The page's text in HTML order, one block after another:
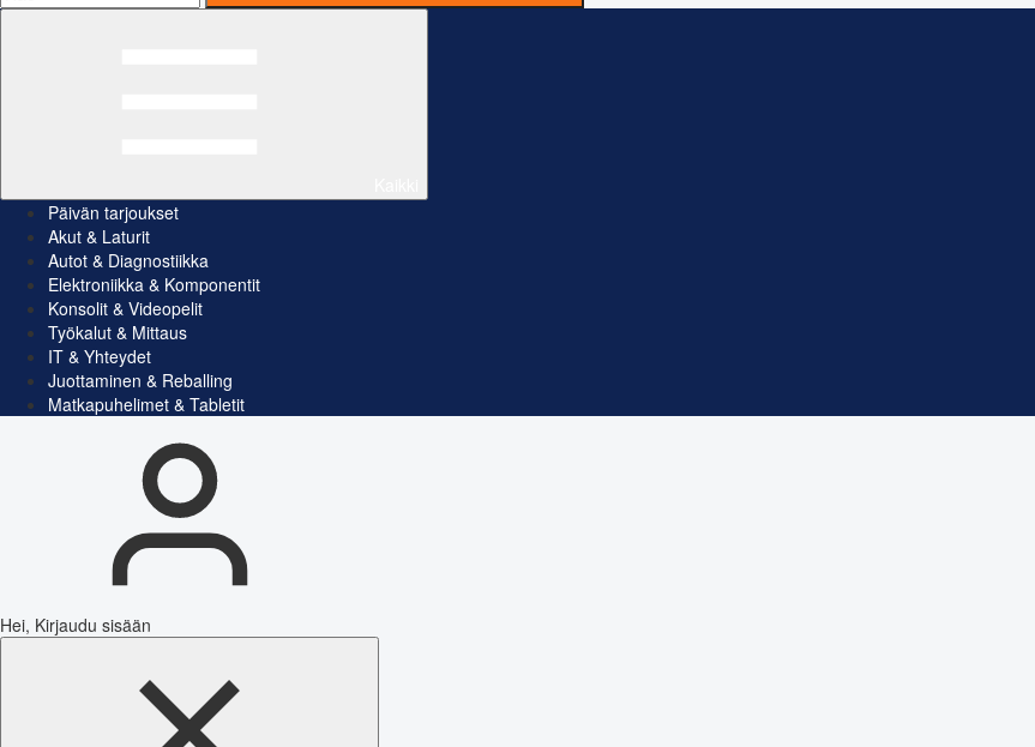
Päivän tarjoukset
Akut & Laturit
Autot & Diagnostiikka
Elektroniikka & Komponentit
Konsolit & Videopelit
Työkalut & Mittaus
IT & Yhteydet
Juottaminen & Reballing
Matkapuhelimet & Tabletit
Hei, Kirjaudu sisään